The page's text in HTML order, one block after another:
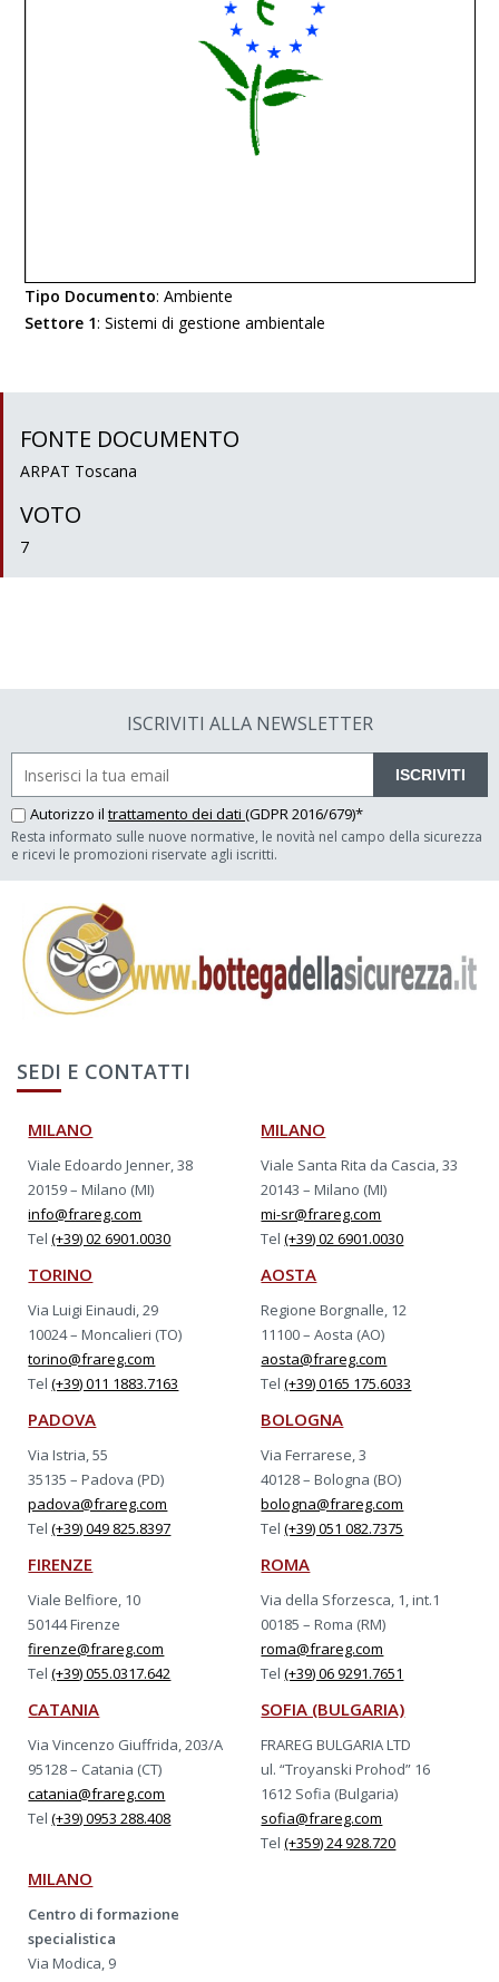
Tipo Documento:Ambiente
Settore 1:Sistemi di gestione ambientale
FONTE DOCUMENTO
ARPAT Toscana
VOTO
7
ISCRIVITI ALLA NEWSLETTER
ISCRIVITI
Autorizzo il trattamento dei dati (GDPR 2016/679)*
Resta informato sulle nuove normative, le novità nel campo della sicurezza
e ricevi le promozioni riservate agli iscritti.
SEDI E CONTATTI
MILANO
Viale Edoardo Jenner, 38
20159 – Milano (MI)
info@frareg.com
Tel(+39) 02 6901.0030
MILANO
Viale Santa Rita da Cascia, 33
20143 – Milano (MI)
mi-sr@frareg.com
Tel(+39) 02 6901.0030
TORINO
Via Luigi Einaudi, 29
10024 – Moncalieri (TO)
torino@frareg.com
Tel(+39) 011 1883.7163
AOSTA
Regione Borgnalle, 12
11100 – Aosta (AO)
aosta@frareg.com
Tel(+39) 0165 175.6033
PADOVA
Via Istria, 55
35135 – Padova (PD)
padova@frareg.com
Tel(+39) 049 825.8397
BOLOGNA
Via Ferrarese, 3
40128 – Bologna (BO)
bologna@frareg.com
Tel(+39) 051 082.7375
FIRENZE
Viale Belfiore, 10
50144 Firenze
firenze@frareg.com
Tel(+39) 055.0317.642
ROMA
Via della Sforzesca, 1, int.1
00185 – Roma (RM)
roma@frareg.com
Tel(+39) 06 9291.7651
CATANIA
Via Vincenzo Giuffrida, 203/A
95128 – Catania (CT)
catania@frareg.com
Tel(+39) 0953 288.408
SOFIA (BULGARIA)
FRAREG BULGARIA LTD
ul. “Troyanski Prohod” 16
1612 Sofia (Bulgaria)
sofia@frareg.com
Tel(+359) 24 928.720
MILANO
Centro di formazione
specialistica
Via Modica, 9